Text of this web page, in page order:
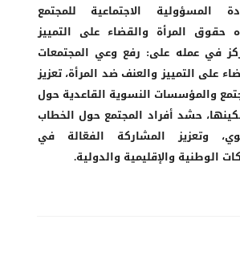
المسؤولية الاجتماعية للمجتمع
حقوق المرأة والقضاء على التمييز
في عمله على: رفع وعي المجتمعات
على التمييز والعنف ضد المرأة، تعزيز
والمؤسسات النسوية القاعدية حول
حشد أفراد المجتمع حول الخطاب
وتعزيز المشاركة الفعّالة في
الوطنية والإقليمية والدولية.